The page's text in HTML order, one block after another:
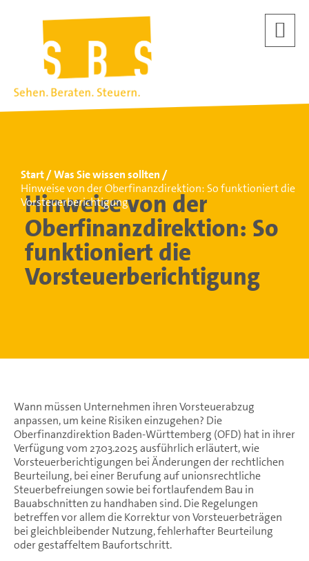
Start
Was Sie wissen sollten
Hinweise von der Oberfinanzdirektion: So funktioniert die
Vorsteuerberichtigung
Hinweise von der
Oberfinanzdirektion: So
funktioniert die
Vorsteuerberichtigung
Wann müssen Unternehmen ihren Vorsteuerabzug
anpassen, um keine Risiken einzugehen? Die
Oberfinanzdirektion Baden-Württemberg (OFD) hat in ihrer
Verfügung vom 27.03.2025 ausführlich erläutert, wie
Vorsteuerberichtigungen bei Änderungen der rechtlichen
Beurteilung, bei einer Berufung auf unionsrechtliche
Steuerbefreiungen sowie bei fortlaufendem Bau in
Bauabschnitten zu handhaben sind. Die Regelungen
betreffen vor allem die Korrektur von Vorsteuerbeträgen
bei gleichbleibender Nutzung, fehlerhafter Beurteilung
oder gestaffeltem Baufortschritt.